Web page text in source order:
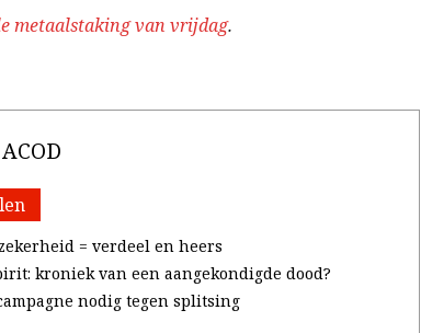
metaalstaking van vrijdag.
= verdeel en heers
kroniek van een aangekondigde dood?
nodig tegen splitsing